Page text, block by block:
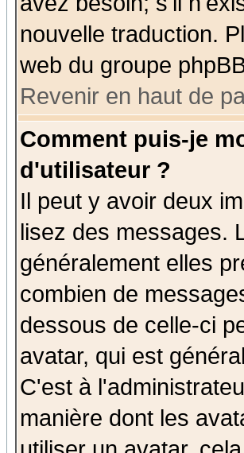
nouvelle traduction.
web du groupe
Revenir en haut de
Comment puis-je
d'utilisateur ?
Il peut y avoir deux
lisez des messages.
généralement elles
combien de
dessous de celle-ci
avatar, qui est
C'est à
manière dont les